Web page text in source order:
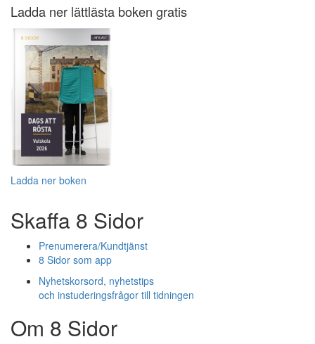
Ladda ner lättlästa boken gratis
Ladda ner boken
Skaffa 8 Sidor
Prenumerera/Kundtjänst
8 Sidor som app
Nyhetskorsord, nyhetstips
och instuderingsfrågor till tidningen
Om 8 Sidor